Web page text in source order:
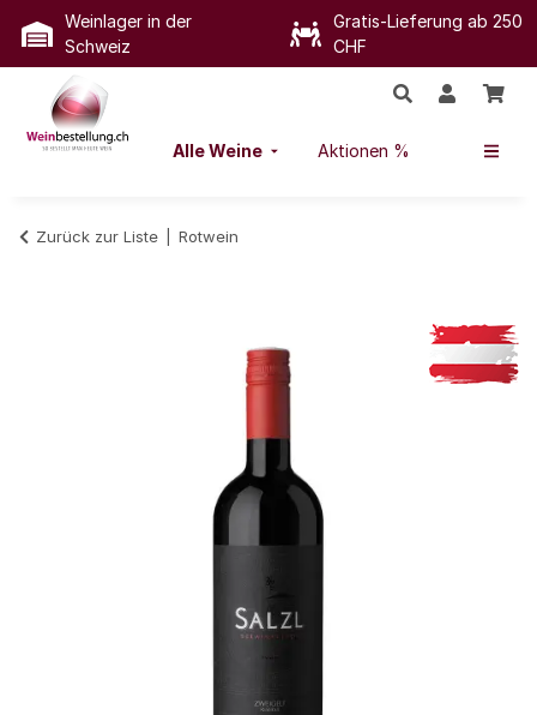
Weinlager in der
Schweiz
Gratis-Lieferung ab 250
CHF
Alle Weine Aktionen %
Zurück zur Liste Rotwein